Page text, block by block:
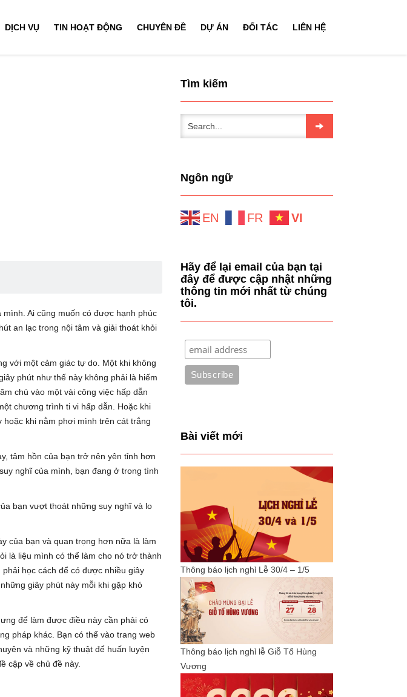
DỊCH VỤ TIN HOẠT ĐỘNG CHUYÊN ĐỀ DỰ ÁN ĐỐI TÁC LIÊN HỆ
Ai cũng muốn có được hạnh phúc
an lạc trong nội tâm và giải thoát khỏi
với một cảm giác tự do. Một khi không
phút như thế này không phải là hiếm
chú vào một vài công việc hấp dẫn
chương trình ti vi hấp dẫn. Hoặc khi
khi nằm phơi mình trên cát trắng
tâm hồn của bạn trở nên yên tỉnh hơn
nghĩ của mình, bạn đang ở trong tình
bạn vượt thoát những suy nghĩ và lo
của bạn và quan trọng hơn nữa là làm
là liệu mình có thể làm cho nó trở thành
học cách để có được nhiều giây
giây phút này mỗi khi gặp khó
để làm được điều này cần phải có
pháp khác. Bạn có thể vào trang web
và những kỹ thuật để huấn luyện
cập về chủ đề này.
Tìm kiếm
Ngôn ngữ
EN FR VI
Hãy để lại email của bạn tại
đây để được cập nhật những
thông tin mới nhất từ chúng
tôi.
Bài viết mới
Thông báo lịch nghỉ Lễ 30/4 – 1/5
Thông báo lịch nghỉ lễ Giỗ Tổ Hùng
Vương